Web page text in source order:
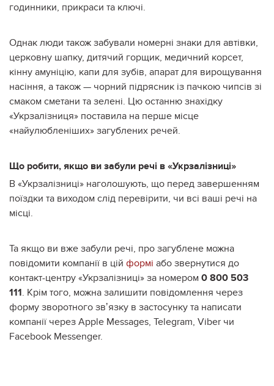
годинники, прикраси та ключі.
Однак люди також забували номерні знаки для автівки,
церковну шапку, дитячий горщик, медичний корсет,
кінну амуніцію, капи для зубів, апарат для вирощування
насіння, а також — чорний підрясник із пачкою чипсів зі
смаком сметани та зелені. Цю останню знахідку
«Укрзалізниця» поставила на перше місце
«найулюбленіших» загублених речей.
Що робити, якщо ви забули речі в «Укрзалізниці»
В «Укрзалізниці» наголошують, що перед завершенням
поїздки та виходом слід перевірити, чи всі ваші речі на
місці.
Та якщо ви вже забули речі, про загублене можна
повідомити компанії в цій формі або звернутися до
контакт-центру «Укрзалізниці» за номером 0 800 503
111. Крім того, можна залишити повідомлення через
форму зворотного звʼязку в застосунку та написати
компанії через Apple Messages, Telegram, Viber чи
Facebook Messenger.